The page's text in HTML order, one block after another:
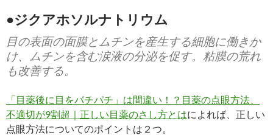
●ジクアホソルナトリウム
目の表面の面膜とムチンを産生する細胞に働きか
け、ムチンを含む涙液の分泌を促す。粘膜の荒れ
も改善する。
「目薬後に目をパチパチ」は間違い！？目薬の点眼方法、
不適切が9割超｜正しい目薬のさし方とはによれば、正しい
点眼方法についてのポイントは２つ。